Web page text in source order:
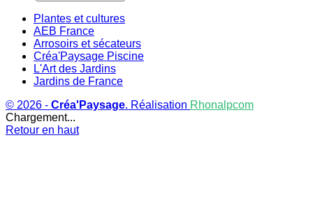
Plantes et cultures
AEB France
Arrosoirs et sécateurs
Créa'Paysage Piscine
L'Art des Jardins
Jardins de France
© 2026 - Créa'Paysage. Réalisation Rhonalpcom
Chargement...
Retour en haut